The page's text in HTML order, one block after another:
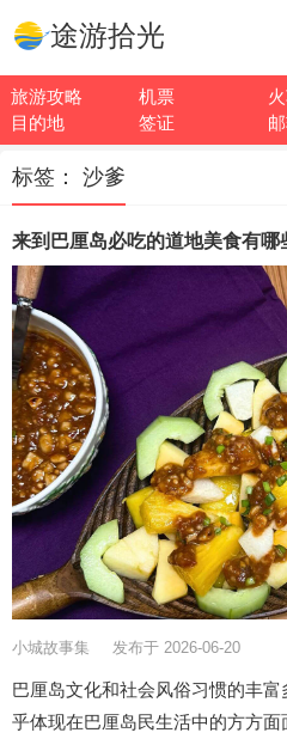
途游拾光
旅游攻略 机票
目的地
签证
标签： 沙爹
来到巴厘岛必吃的道地美食有哪
小城故事集 发布于 2026-06-20
巴厘岛文化和社会风俗习惯的丰
乎体现在巴厘岛民生活中的方方